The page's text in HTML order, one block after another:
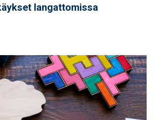
langattomissa